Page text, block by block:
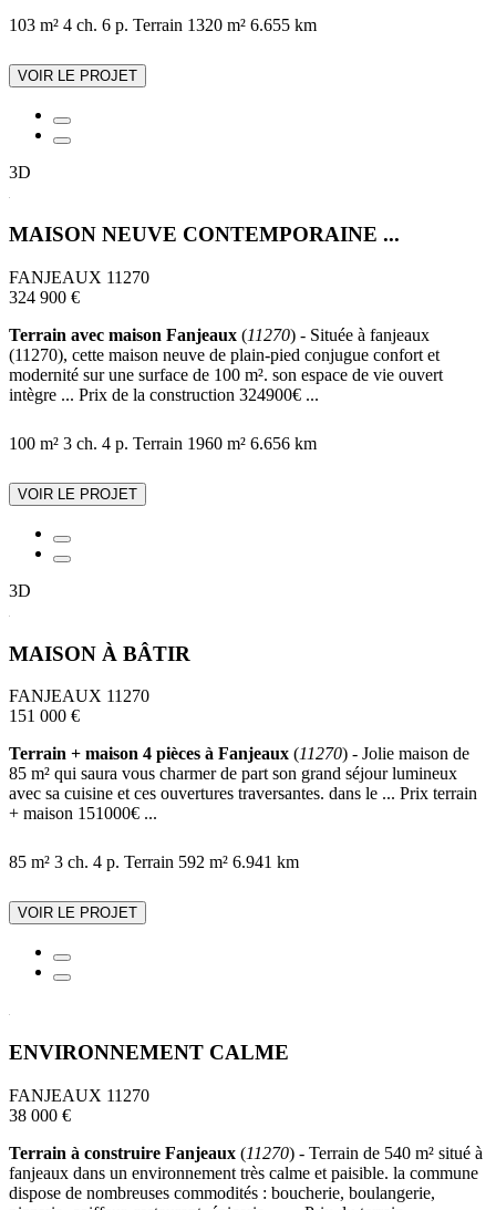
103 m² 4 ch. 6 p. Terrain 1320 m² 6.655 km
VOIR LE PROJET
3D
MAISON NEUVE CONTEMPORAINE ...
FANJEAUX 11270
324 900 €
Terrain avec maison Fanjeaux (11270) - Située à fanjeaux
(11270), cette maison neuve de plain-pied conjugue confort et
modernité sur une surface de 100 m². son espace de vie ouvert
intègre ... Prix de la construction 324900€ ...
100 m² 3 ch. 4 p. Terrain 1960 m² 6.656 km
VOIR LE PROJET
3D
MAISON À BÂTIR
FANJEAUX 11270
151 000 €
Terrain + maison 4 pièces à Fanjeaux (11270) - Jolie maison de
85 m² qui saura vous charmer de part son grand séjour lumineux
avec sa cuisine et ces ouvertures traversantes. dans le ... Prix terrain
+ maison 151000€ ...
85 m² 3 ch. 4 p. Terrain 592 m² 6.941 km
VOIR LE PROJET
ENVIRONNEMENT CALME
FANJEAUX 11270
38 000 €
Terrain à construire Fanjeaux (11270) - Terrain de 540 m² situé à
fanjeaux dans un environnement très calme et paisible. la commune
dispose de nombreuses commodités : boucherie, boulangerie,